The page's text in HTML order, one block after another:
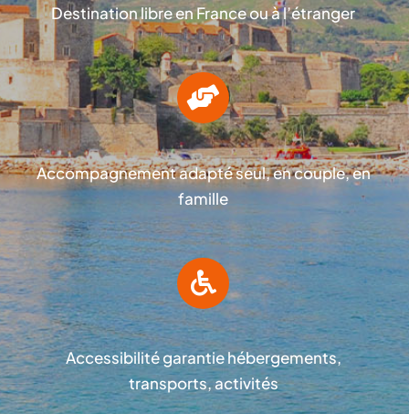
Destination libre en France ou à l’étranger
Accompagnement adapté seul, en couple, en
famille
Accessibilité garantie hébergements,
transports, activités